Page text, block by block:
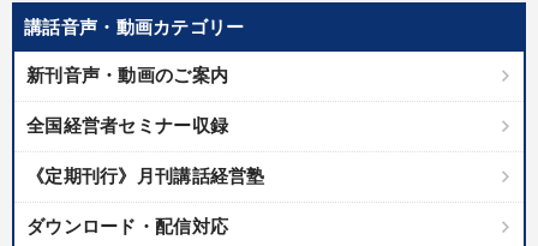
講話音声・動画カテゴリー
新刊音声・動画のご案内
全国経営者セミナー収録
《定期刊行》月刊講話経営塾
ダウンロード・配信対応